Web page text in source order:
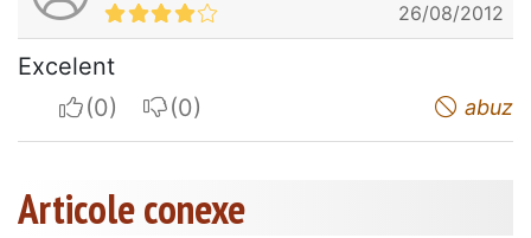
26/08/2012
Excelent
I apreciateI do not appreciate abuz
Articole conexe